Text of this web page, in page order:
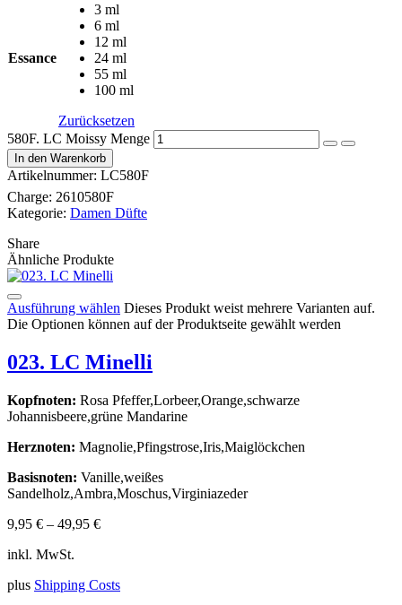
Essance
3 ml
6 ml
12 ml
24 ml
55 ml
100 ml
Zurücksetzen
580F. LC Moissy Menge
In den Warenkorb
Artikelnummer: LC580F
Charge: 2610580F
Kategorie: Damen Düfte
Share
Ähnliche Produkte
Ausführung wählen Dieses Produkt weist mehrere Varianten auf.
Die Optionen können auf der Produktseite gewählt werden
023. LC Minelli
Kopfnoten: Rosa Pfeffer,Lorbeer,Orange,schwarze
Johannisbeere,grüne Mandarine
Herznoten: Magnolie,Pfingstrose,Iris,Maiglöckchen
Basisnoten: Vanille,weißes
Sandelholz,Ambra,Moschus,Virginiazeder
9,95 € – 49,95 €
inkl. MwSt.
plus Shipping Costs